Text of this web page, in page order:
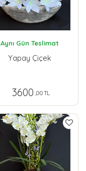
Aynı Gün Teslimat
Yapay Çiçek
3600 ,00 TL